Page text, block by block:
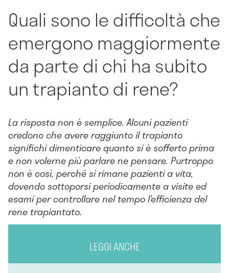
Quali sono le difficoltà che
emergono maggiormente
da parte di chi ha subito
un trapianto di rene?
La risposta non è semplice. Alcuni pazienti
credono che avere raggiunto il trapianto
significhi dimenticare quanto si è sofferto prima
e non volerne più parlare ne pensare. Purtroppo
non è così, perché si rimane pazienti a vita,
dovendo sottoporsi periodicamente a visite ed
esami per controllare nel tempo l’efficienza del
rene trapiantato.
LEGGI ANCHE